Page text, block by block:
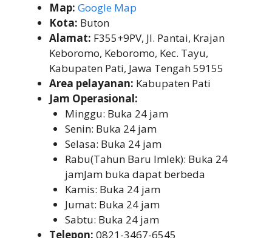
Map: Google Map
Kota: Buton
Alamat: F355+9PV, Jl. Pantai, Krajan
Keboromo, Keboromo, Kec. Tayu,
Kabupaten Pati, Jawa Tengah 59155
Area pelayanan: Kabupaten Pati
Jam Operasional:
Minggu: Buka 24 jam
Senin: Buka 24 jam
Selasa: Buka 24 jam
Rabu(Tahun Baru Imlek): Buka 24
jamJam buka dapat berbeda
Kamis: Buka 24 jam
Jumat: Buka 24 jam
Sabtu: Buka 24 jam
Telepon: 0821-3467-6545